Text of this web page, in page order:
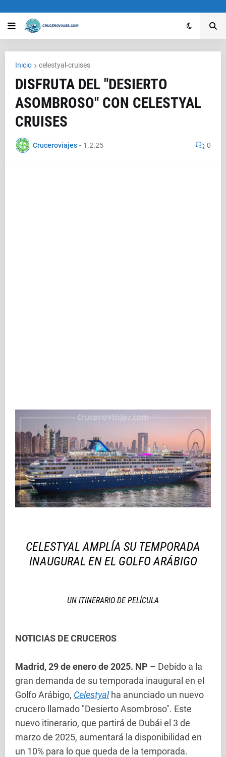
Inicio celestyal-cruises
DISFRUTA DEL "DESIERTO
ASOMBROSO" CON CELESTYAL
CRUISES
Cruceroviajes - 1.2.25 0
CELESTYAL AMPLÍA SU TEMPORADA
INAUGURAL EN EL GOLFO ARÁBIGO
UN ITINERARIO DE PELÍCULA
NOTICIAS DE CRUCEROS
Madrid, 29 de enero de 2025. NP – Debido a la
gran demanda de su temporada inaugural en el
Golfo Arábigo, Celestyalha anunciado un nuevo
crucero llamado "Desierto Asombroso". Este
nuevo itinerario, que partirá de Dubái el 3 de
marzo de 2025, aumentará la disponibilidad en
un 10% para lo que queda de la temporada.